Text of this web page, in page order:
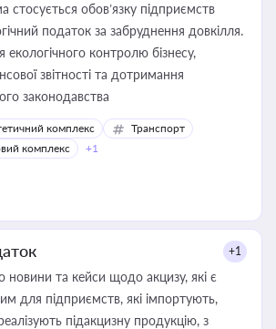
стосується обов’язку підприємств
податок за забруднення довкілля.
контролю бізнесу,
звітності та дотримання
законодавства
комплекс
Транспорт
комплекс
+1
+1
новини та кейси щодо акцизу, які є
для підприємств, які імпортують,
підакцизну продукцію, з